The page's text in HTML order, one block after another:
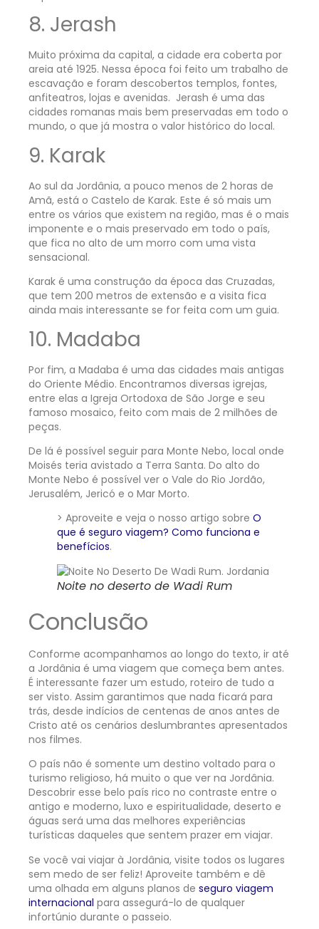
8. Jerash
Muito próxima da capital, a cidade era coberta por
areia até 1925. Nessa época foi feito um trabalho de
escavação e foram descobertos templos, fontes,
anfiteatros, lojas e avenidas. Jerash é uma das
cidades romanas mais bem preservadas em todo o
mundo, o que já mostra o valor histórico do local.
9. Karak
Ao sul da Jordânia, a pouco menos de 2 horas de
Amã, está o Castelo de Karak. Este é só mais um
entre os vários que existem na região, mas é o mais
imponente e o mais preservado em todo o país,
que fica no alto de um morro com uma vista
sensacional.
Karak é uma construção da época das Cruzadas,
que tem 200 metros de extensão e a visita fica
ainda mais interessante se for feita com um guia.
10. Madaba
Por fim, a Madaba é uma das cidades mais antigas
do Oriente Médio. Encontramos diversas igrejas,
entre elas a Igreja Ortodoxa de São Jorge e seu
famoso mosaico, feito com mais de 2 milhões de
peças.
De lá é possível seguir para Monte Nebo, local onde
Moisés teria avistado a Terra Santa. Do alto do
Monte Nebo é possível ver o Vale do Rio Jordão,
Jerusalém, Jericó e o Mar Morto.
> Aproveite e veja o nosso artigo sobre O
que é seguro viagem? Como funciona e
benefícios.
Noite no deserto de Wadi Rum
Conclusão
Conforme acompanhamos ao longo do texto, ir até
a Jordânia é uma viagem que começa bem antes.
É interessante fazer um estudo, roteiro de tudo a
ser visto. Assim garantimos que nada ficará para
trás, desde indícios de centenas de anos antes de
Cristo até os cenários deslumbrantes apresentados
nos filmes.
O país não é somente um destino voltado para o
turismo religioso, há muito o que ver na Jordânia.
Descobrir esse belo país rico no contraste entre o
antigo e moderno, luxo e espiritualidade, deserto e
águas será uma das melhores experiências
turísticas daqueles que sentem prazer em viajar.
Se você vai viajar à Jordânia, visite todos os lugares
sem medo de ser feliz! Aproveite também e dê
uma olhada em alguns planos de seguro viagem
internacional para assegurá-lo de qualquer
infortúnio durante o passeio.